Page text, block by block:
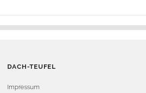
DACH-TEUFEL
Impressum